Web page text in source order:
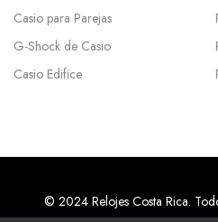
Casio para Parejas
G-Shock de Casio
Casio Edifice
© 2024 Relojes Costa Rica.